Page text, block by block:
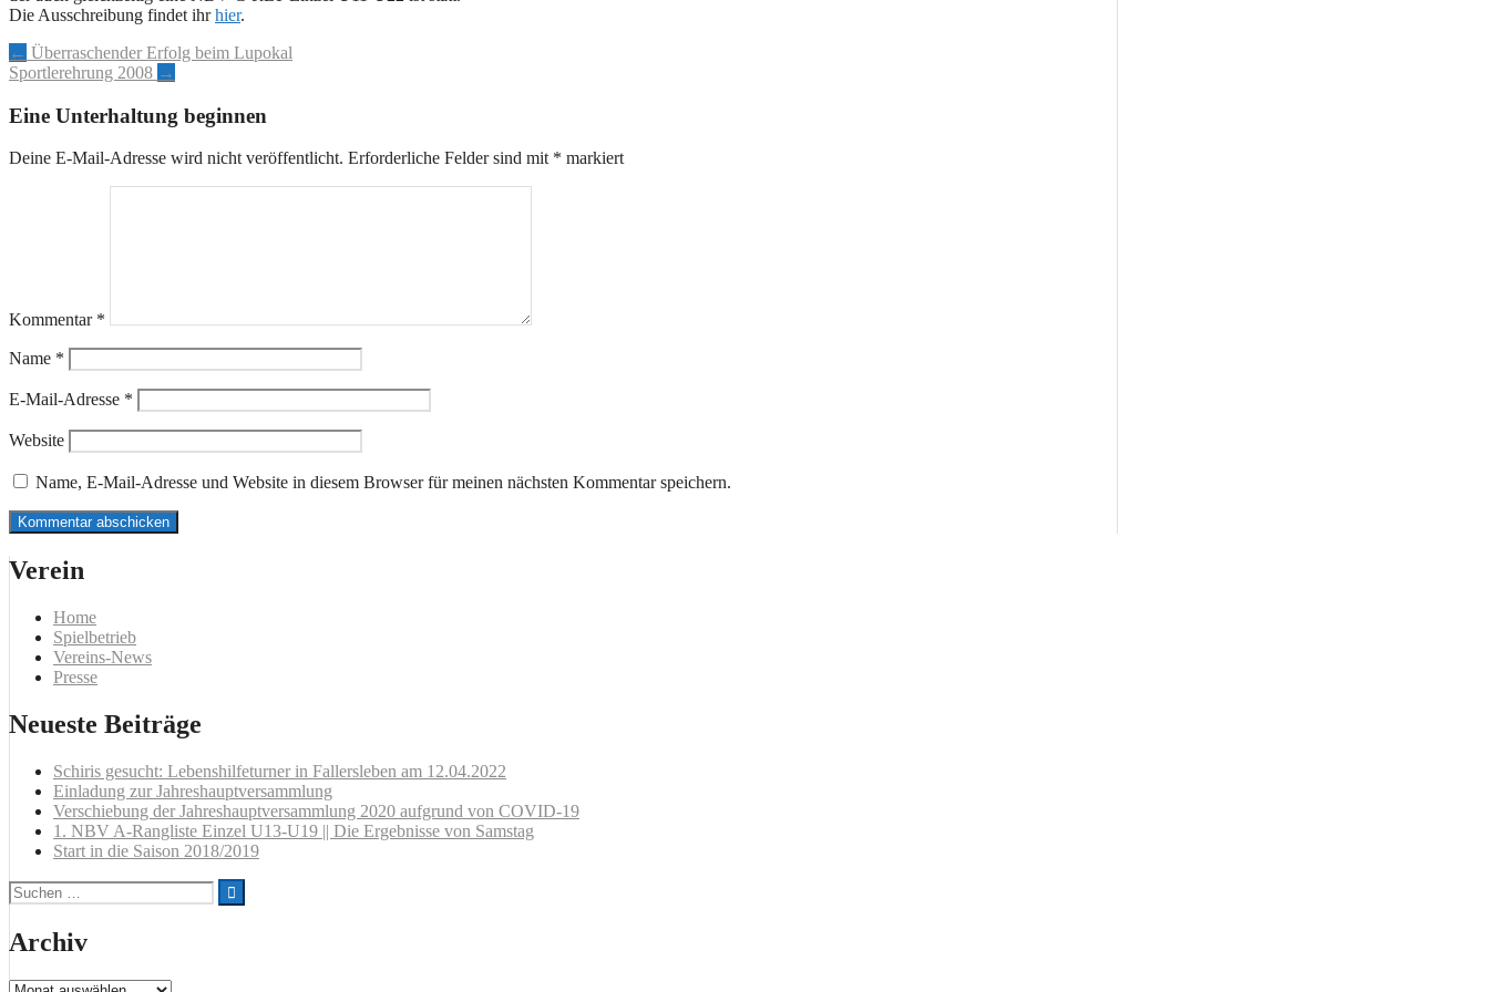
Die Ausschreibung findet ihrhier.
Artikel-
Navigation
← Überraschender Erfolg beim Lupokal
Sportlerehrung 2008 →
Eine Unterhaltung beginnen
Deine E-Mail-Adresse wird nicht veröffentlicht. Erforderliche Felder sind mit * markiert
Kommentar *
Name *
E-Mail-Adresse *
Website
Name, E-Mail-Adresse und Website in diesem Browser für meinen nächsten Kommentar speichern.
Verein
Home
Spielbetrieb
Vereins-News
Presse
Neueste Beiträge
Schiris gesucht: Lebenshilfeturner in Fallersleben am 12.04.2022
Einladung zur Jahreshauptversammlung
Verschiebung der Jahreshauptversammlung 2020 aufgrund von COVID-19
1. NBV A-Rangliste Einzel U13-U19 || Die Ergebnisse von Samstag
Start in die Saison 2018/2019
Suchen
nach:
Archiv
Archiv